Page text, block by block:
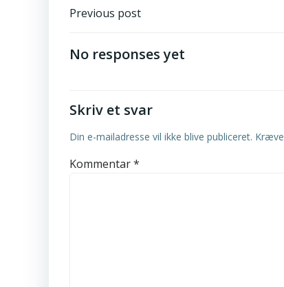
Post
navigation
Previous post
No responses yet
Skriv et svar
Din e-mailadresse vil ikke blive publiceret.
Kommentar*